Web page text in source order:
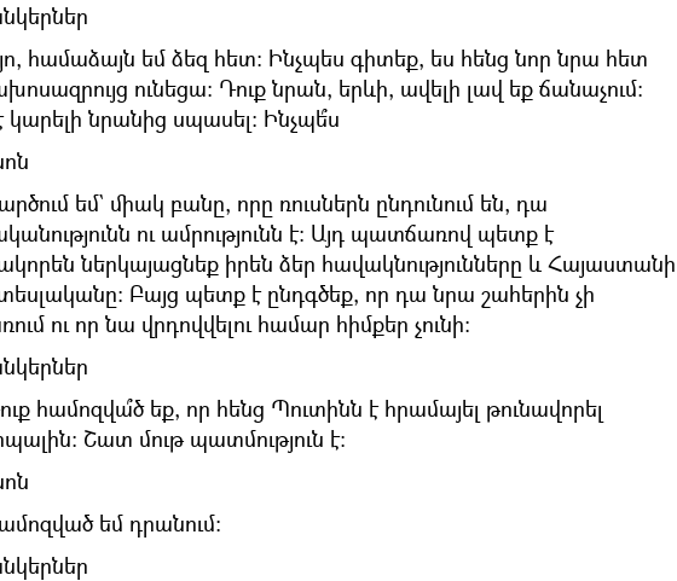
համաձայն եմ ձեզ հետ։ Ինչպես գիտեք, ես հենց նոր նրա հետ
ունեցա։ Դուք նրան, երևի, ավելի լավ եք ճանաչում։
է կարելի նրանից սպասել։ Ինչպե՞ս
եմ` միակ բանը, որը ռուսներն ընդունում են, դա
ու ամրությունն է։ Այդ պատճառով պետք է
ներկայացնեք իրեն ձեր հավակնությունները և Հայաստանի
Բայց պետք է ընդգծեք, որ դա նրա շահերին չի
ու որ նա վրդովվելու համար հիմքեր չունի։
համոզվա՞ծ եք, որ հենց Պուտինն է հրամայել թունավորել
Շատ մութ պատմություն է։
եմ դրանում։